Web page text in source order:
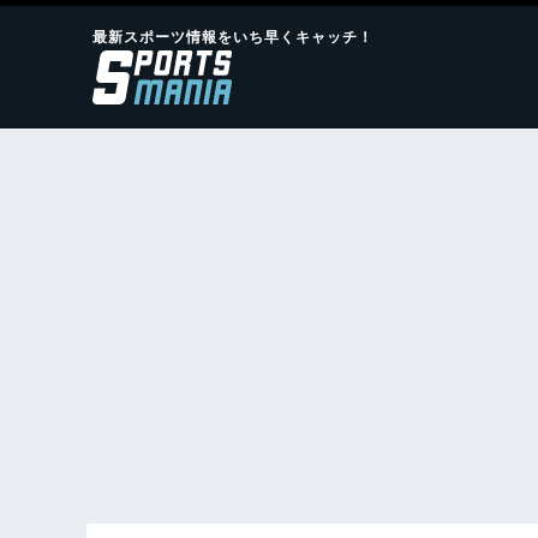
最新スポーツ情報をいち早くキャッチ！